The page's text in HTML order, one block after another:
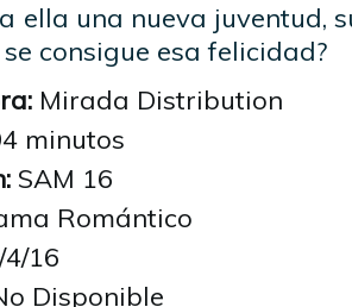
ella una nueva juventud,
consigue esa felicidad?
Mirada Distribution
minutos
SAM 16
Romántico
4/16
Disponible